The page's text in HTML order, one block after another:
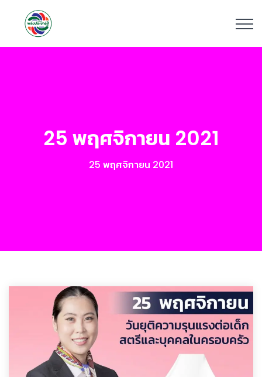
25 พฤศจิกายน 2021
25 พฤศจิกายน 2021